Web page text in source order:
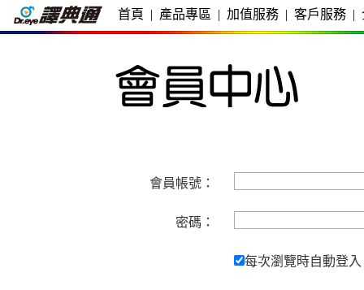
首頁 | 產品專區 | 加值服務 | 客戶服務 |
會員帳號：
密碼：
每次瀏覽時自動登入